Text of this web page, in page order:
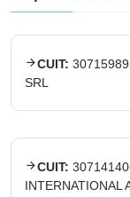
CUIT:
SRL
CUIT:
INTERNATIONAL